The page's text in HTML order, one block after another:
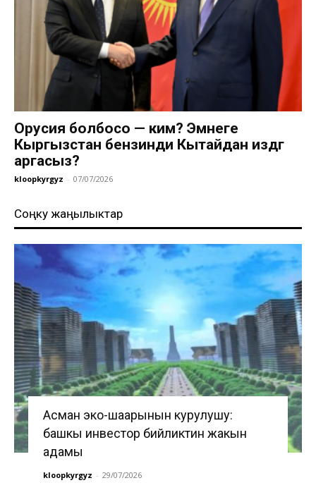
Орусия болбосо — ким? Эмнеге
Кыргызстан бензинди Кытайдан издөөгө
аргасыз?
kloopkyrgyz - 07/07/2026
Соңку жаңылыктар
Асман эко-шаарынын курулушу:
башкы инвестор бийликтин жакын
адамы
kloopkyrgyz - 29/07/2026